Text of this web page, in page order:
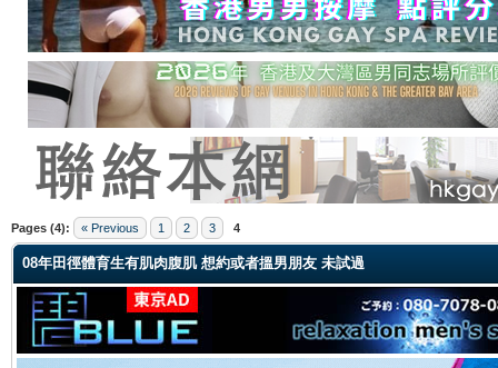
Pages (4): « Previous 1 2 3 4
08年田徑體育生有肌肉腹肌 想約或者搵男朋友 未試過